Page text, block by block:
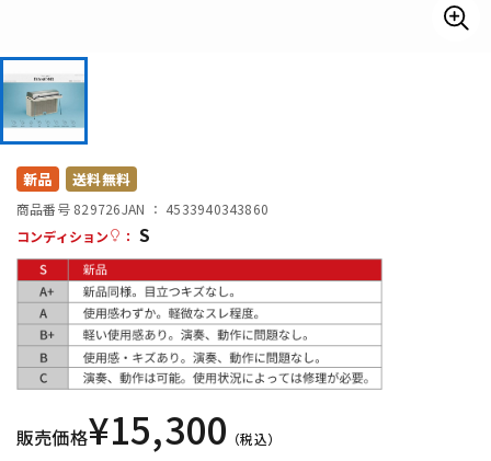
配信/ライブ機器
中古 ヴィンテージ
新品 送料無料
商品番号 829726JAN ： 4533940343860
コンディション
： S
販売価格¥15,300 （税込）